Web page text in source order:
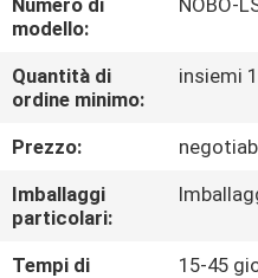
CONTROLLO
DI
QUALITÀ
CONTATTACI
NOTIZIE
modello:
Quantità di
ordine minimo:
insiemi 1
Prezzo:
Imballaggi
particolari:
Tempi di
15-45